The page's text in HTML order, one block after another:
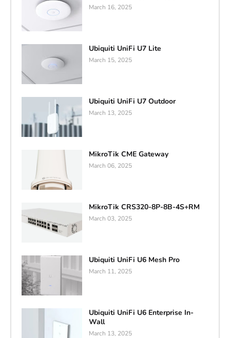
March 16, 2025
Ubiquiti UniFi U7 Lite
March 15, 2025
Ubiquiti UniFi U7 Outdoor
March 13, 2025
MikroTik CME Gateway
March 06, 2025
MikroTik CRS320-8P-8B-4S+RM
March 03, 2025
Ubiquiti UniFi U6 Mesh Pro
March 11, 2025
Ubiquiti UniFi U6 Enterprise In-
Wall
March 13, 2025